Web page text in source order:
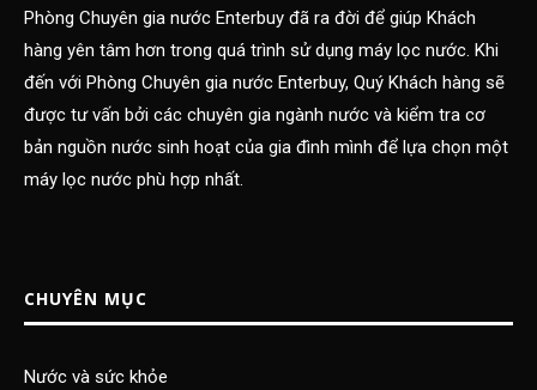
Phòng Chuyên gia nước Enterbuy đã ra đời để giúp Khách
hàng yên tâm hơn trong quá trình sử dụng máy lọc nước. Khi
đến với Phòng Chuyên gia nước Enterbuy, Quý Khách hàng sẽ
được tư vấn bởi các chuyên gia ngành nước và kiểm tra cơ
bản nguồn nước sinh hoạt của gia đình mình để lựa chọn một
máy lọc nước phù hợp nhất.
CHUYÊN MỤC
Nước và sức khỏe